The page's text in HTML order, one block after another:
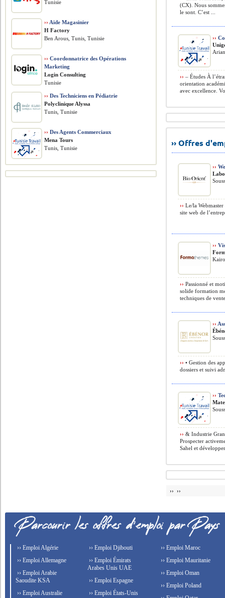
(CX). Nous
le sont. C’est ...
››
›› – Études À
orientation
avec excellence.
›› Offres
››
›› Le/la
site web de
››
›› Passionné et
solide formation
techniques de
››
›› • Gestion des
dossiers et suivi
››
›› & Industrie
Prospecter
Sahel et
›› ››
Tunisie
›› Aide Magasinier
H Factory
Ben Arous, Tunis, Tunisie
›› Coordonnatrice des Opérations
Marketing
Login Consulting
Tunisie
›› Des Techniciens en Pédiatrie
Polyclinique Alyssa
Tunis, Tunisie
›› Des Agents Commerciaux
Mena Tours
Tunis, Tunisie
›› Emploi Algérie
›› Emploi Allemagne
›› Emploi Arabie
Saoudite KSA
›› Emploi Australie
›› Emploi Djibouti
›› Emploi Émirats
Arabes Unis UAE
›› Emploi Espagne
›› Emploi États-Unis
›› Emploi Maroc
›› Emploi Mauritanie
›› Emploi Oman
›› Emploi Poland